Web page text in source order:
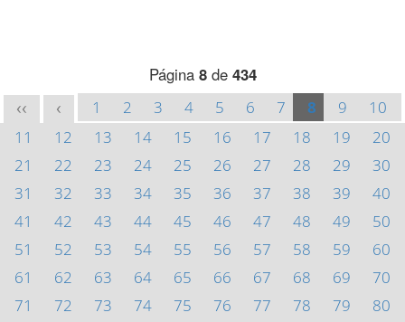
Página 8de 434
<< < 1 2 3 4 5 6 7 8 9
10
11
12 13 14 15 16 17 18 19
20
21
22 23 24 25 26 27 28 29
30
31
32 33 34 35 36 37 38 39
40
41
42 43 44 45 46 47 48 49
50
51
52 53 54 55 56 57 58 59
60
61
62 63 64 65 66 67 68 69
70
71
72 73 74 75 76 77 78 79
80